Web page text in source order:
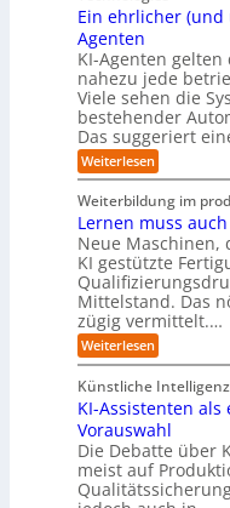
c
h
n
R
o
u
t
e
H
e
r
s
t
e
l
r
n
K
I
P
r
o
j
e
k
t
e
i
n
d
e
r
I
n
d
u
s
t
r
i
e
e
r
m
ö
g
C
y
e
r
r
i
s
i
k
o
w
a
c
h
s
e
n
d
e
R
a
n
s
o
m
w
a
r
f
I
n
d
u
s
t
r
e
r
o
b
o
t
e
r
D
w
i
l
l
i
n
g
f
ü
r
T
a
t
o
r
t
e
Ein ehrlicher (und
Agenten
KI-Agenten
nahezu jede
Viele sehen die
bestehender
Das suggeriert
Weiterlesen:
E
n
e
h
r
l
i
c
h
e
r
u
n
d
u
n
b
e
Weiterbildung im
Lernen muss
Neue Maschinen,
KI gestützte
Mittelstand. Das
zügig vermittelt.…
Weiterlesen:
L
e
r
n
e
n
m
u
s
Künstliche Intelligenz
KI-Assistenten
Vorauswahl
Die Debatte über
meist auf